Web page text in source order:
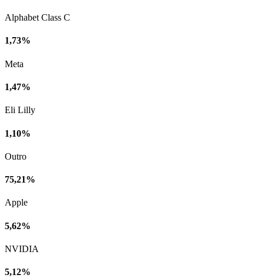
Alphabet Class C
1,73%
Meta
1,47%
Eli Lilly
1,10%
Outro
75,21%
Apple
5,62%
NVIDIA
5,12%